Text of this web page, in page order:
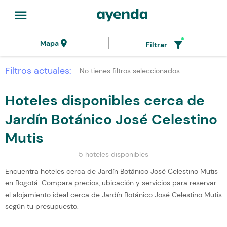
menu
Mapalocation_on Filtrar filter_alt
Filtros actuales: No tienes filtros seleccionados.
Hoteles disponibles cerca de
Jardín Botánico José Celestino
Mutis
5 hoteles disponibles
Encuentra hoteles cerca de Jardín Botánico José Celestino Mutis
en Bogotá. Compara precios, ubicación y servicios para reservar
el alojamiento ideal cerca de Jardín Botánico José Celestino Mutis
según tu presupuesto.